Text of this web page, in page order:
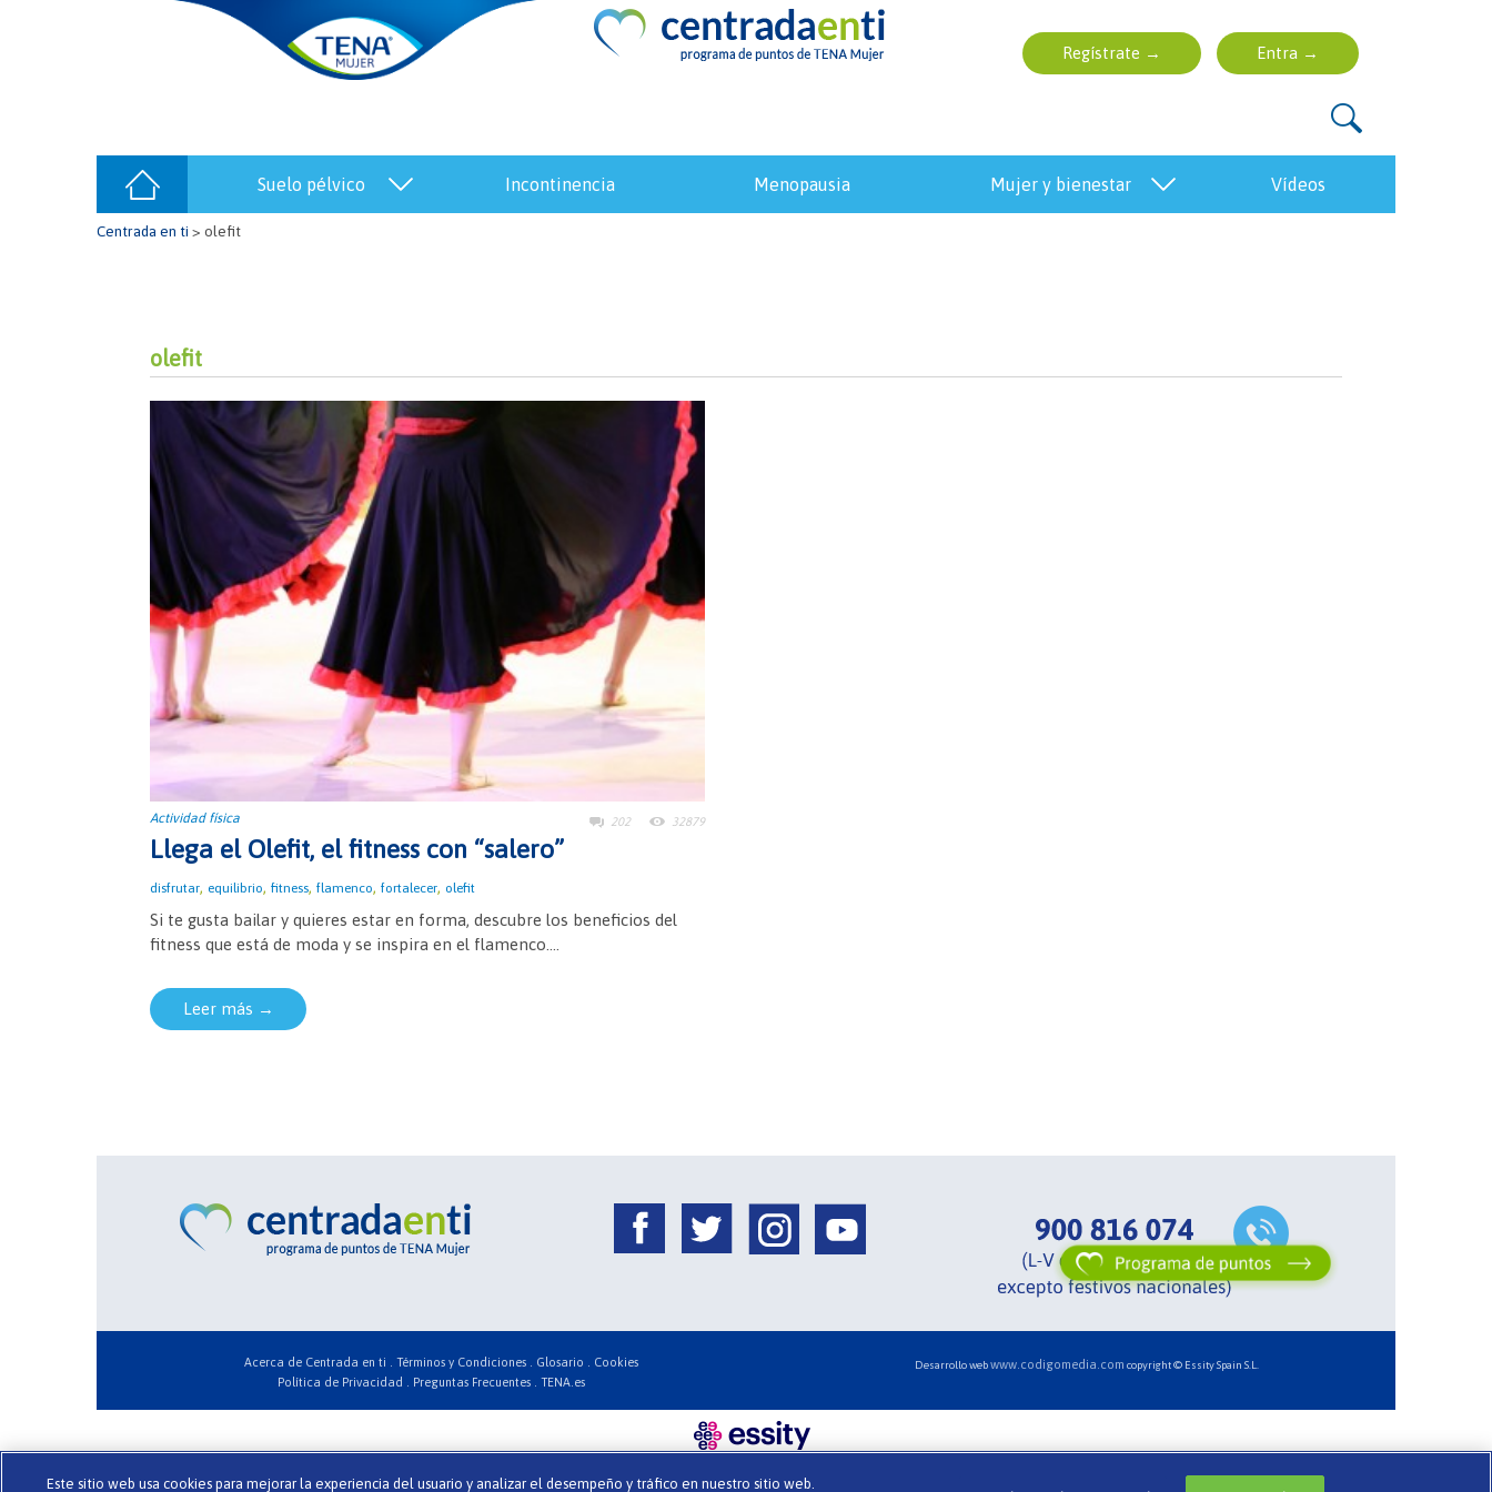
suelo pélvico incontinencia menopausia mujer y bienestar vídeos
Centrada en ti > olefit
olefit
Actividad física 202 32879
Llega el Olefit, el fitness con “salero”
disfrutar, equilibrio, fitness, flamenco, fortalecer, olefit
Si te gusta bailar y quieres estar en forma, descubre los beneficios del
fitness que está de moda y se inspira en el flamenco....
Leer más →
Desarrollo webwww.codigomedia.com copyright © Essity Spain S.L.
Acerca de Centrada en ti . Términos y Condiciones . Glosario .
Cookies
Política de Privacidad .
Preguntas Frecuentes . TENA.es
Este sitio web usa cookies para mejorar la experiencia del usuario y analizar el desempeño y tráfico en nuestro sitio web.